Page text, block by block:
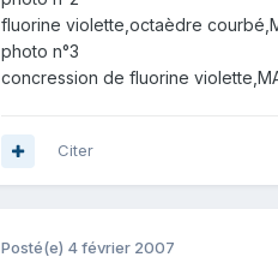
fluorine violette,octaèdre
photo n°3
concression de fluorine
Citer
Posté(e) 4 février 2007